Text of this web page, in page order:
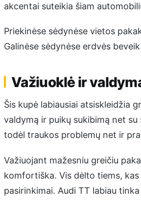
akcentai suteikia šiam
Priekinėse sėdynėse vietos
Galinėse sėdynėse erdvės
Važiuoklė ir
Šis kupė labiausiai atsiskleidžia
valdymą ir puikų sukibimą net
todėl traukos problemų net ir
Važiuojant mažesniu greičiu
komfortiška. Vis dėlto tiems,
pasirinkimai. Audi TT labiau